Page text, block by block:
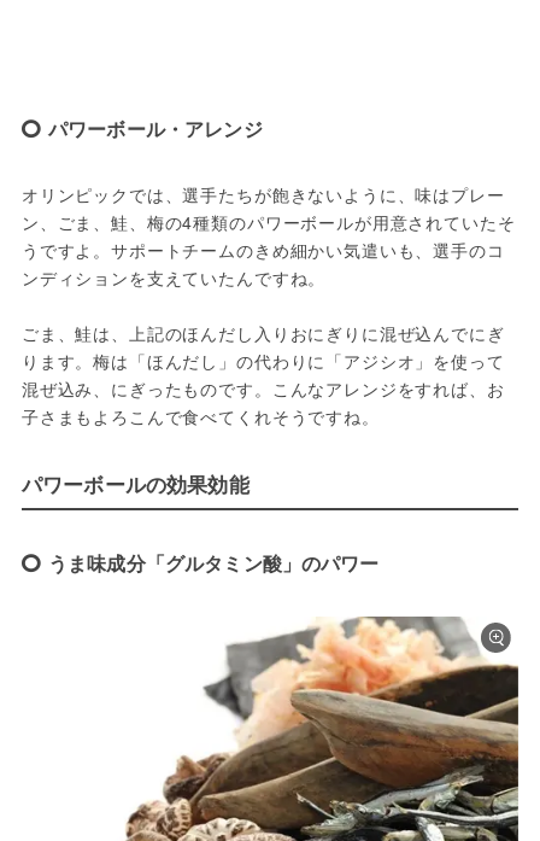
パワーボール・アレンジ
オリンピックでは、選手たちが飽きないように、味はプレー
ン、ごま、鮭、梅の4種類のパワーボールが用意されていたそ
うですよ。サポートチームのきめ細かい気遣いも、選手のコ
ンディションを支えていたんですね。
ごま、鮭は、上記のほんだし入りおにぎりに混ぜ込んでにぎ
ります。梅は「ほんだし」の代わりに「アジシオ」を使って
混ぜ込み、にぎったものです。こんなアレンジをすれば、お
パワーボールの効果効能
うま味成分「グルタミン酸」のパワー